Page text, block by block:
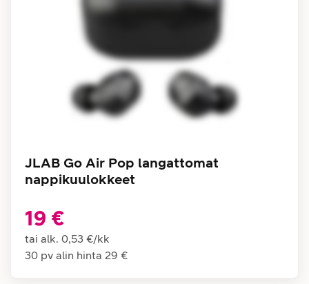
JLAB Go Air Pop langattomat
nappikuulokkeet
19 €
tai alk. 0,53 €/kk
30 pv alin hinta 29 €